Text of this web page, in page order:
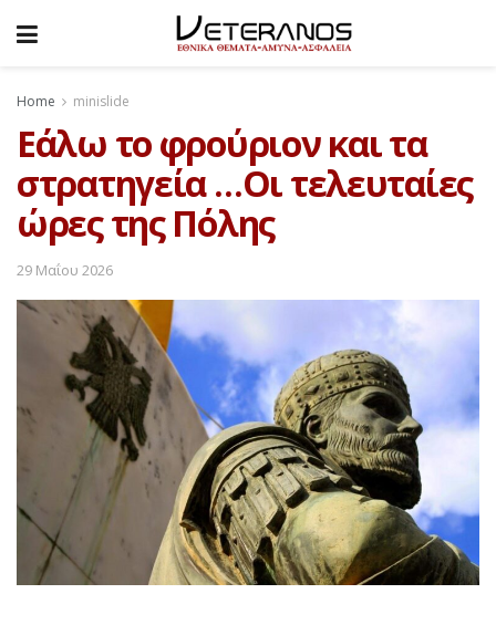
Home minislide
Εάλω το φρούριον και τα
στρατηγεία …Οι τελευταίες
ώρες της Πόλης
29 Μαΐου 2026